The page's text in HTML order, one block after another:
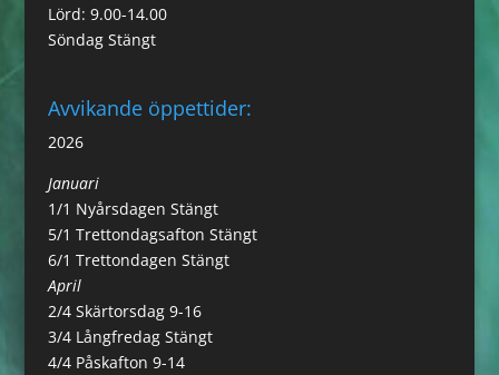
Lörd: 9.00-14.00
Söndag Stängt
Avvikande öppettider:
2026
Januari
1/1 Nyårsdagen Stängt
5/1 Trettondagsafton Stängt
6/1 Trettondagen Stängt
April
2/4 Skärtorsdag 9-16
3/4 Långfredag Stängt
4/4 Påskafton 9-14